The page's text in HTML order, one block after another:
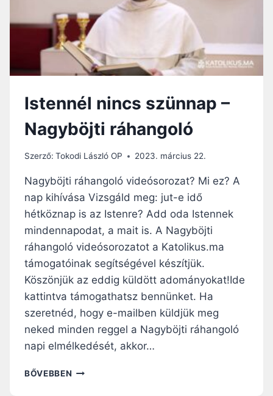
Istennél nincs szünnap –
Nagyböjti ráhangoló
Szerző: Tokodi László OP 2023. március 22.
Nagyböjti ráhangoló videósorozat? Mi ez? A
nap kihívása Vizsgáld meg: jut-e idő
hétköznap is az Istenre? Add oda Istennek
mindennapodat, a mait is. A Nagyböjti
ráhangoló videósorozatot a Katolikus.ma
támogatóinak segítségével készítjük.
Köszönjük az eddig küldött adományokat!Ide
kattintva támogathatsz bennünket. Ha
szeretnéd, hogy e-mailben küldjük meg
neked minden reggel a Nagyböjti ráhangoló
napi elmélkedését, akkor…
BŐVEBBEN ISTENNÉL